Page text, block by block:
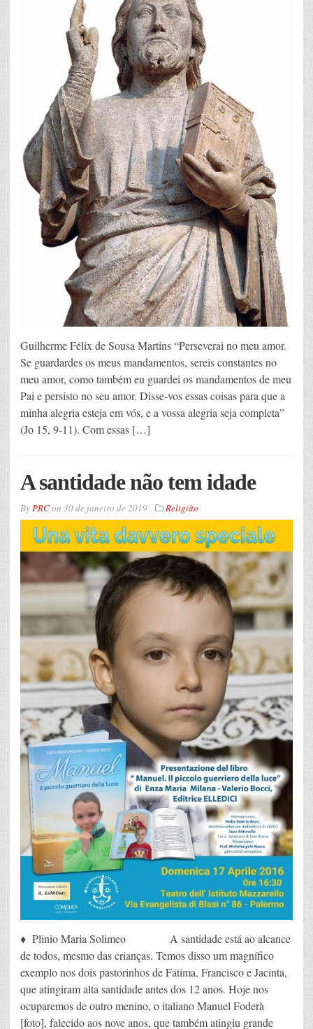
Guilherme Félix de Sousa Martins “Perseverai no meu amor.
Se guardardes os meus mandamentos, sereis constantes no
meu amor, como também eu guardei os mandamentos de meu
Pai e persisto no seu amor. Disse-vos essas coisas para que a
minha alegria esteja em vós, e a vossa alegria seja completa”
(Jo 15, 9-11). Com essas […]
A santidade não tem idade
ByPRCon 30 de janeiro de 2019 Religião
♦ Plinio Maria Solimeo A santidade está ao alcance
de todos, mesmo das crianças. Temos disso um magnífico
exemplo nos dois pastorinhos de Fátima, Francisco e Jacinta,
que atingiram alta santidade antes dos 12 anos. Hoje nos
ocuparemos de outro menino, o italiano Manuel Foderà
[foto], falecido aos nove anos, que também atingiu grande